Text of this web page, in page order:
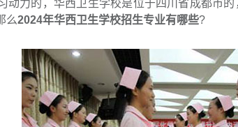
动力的，华西卫生学校是位于四川省成都市
么2024年华西卫生学校招生专业有哪些?